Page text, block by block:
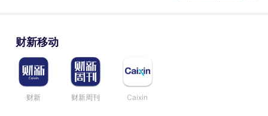
财新移动
财新 财新周刊 Caixin